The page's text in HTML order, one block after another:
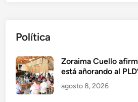
Política
Zoraima Cuello
está añorando al
agosto 8, 2026